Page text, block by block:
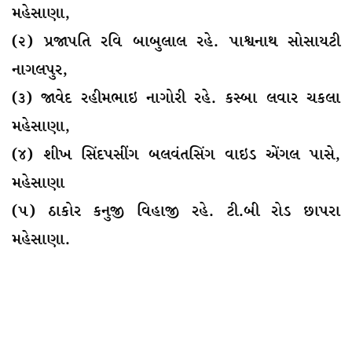
મહેસાણા,
(૨) પ્રજાપતિ રવિ બાબુલાલ રહે. પાશ્વનાથ સોસાયટી
નાગલપુર,
(૩) જાવેદ રહીમભાઇ નાગોરી રહે. કસ્બા લવાર ચકલા
મહેસાણા,
(૪) શીખ સિંદપસીંગ બલવંતસિંગ વાઇડ એંગલ પાસે,
મહેસાણા
(૫) ઠાકોર કનુજી વિહાજી રહે. ટી.બી રોડ છાપરા
મહેસાણા.